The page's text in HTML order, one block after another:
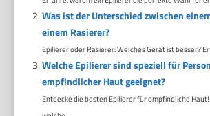
Was ist der Unterschied zwischen
einem Rasierer?
Epilierer oder Rasierer: Welches Gerät ist besser?
Welche Epilierer sind speziell für
empfindlicher Haut geeignet?
Entdecke die besten Epilierer für empfindliche